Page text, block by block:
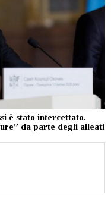
è stato intercettato.
da parte degli alleati